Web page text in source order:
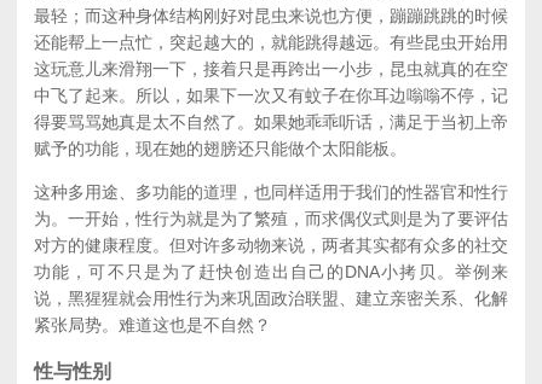
最轻；而这种身体结构刚好对昆虫来说也方便，蹦蹦跳跳的时候
还能帮上一点忙，突起越大的，就能跳得越远。有些昆虫开始用
这玩意儿来滑翔一下，接着只是再跨出一小步，昆虫就真的在空
中飞了起来。所以，如果下一次又有蚊子在你耳边嗡嗡不停，记
得要骂骂她真是太不自然了。如果她乖乖听话，满足于当初上帝
赋予的功能，现在她的翅膀还只能做个太阳能板。
这种多用途、多功能的道理，也同样适用于我们的性器官和性行
为。一开始，性行为就是为了繁殖，而求偶仪式则是为了要评估
对方的健康程度。但对许多动物来说，两者其实都有众多的社交
功能，可不只是为了赶快创造出自己的DNA小拷贝。举例来
说，黑猩猩就会用性行为来巩固政治联盟、建立亲密关系、化解
紧张局势。难道这也是不自然？
性与性别